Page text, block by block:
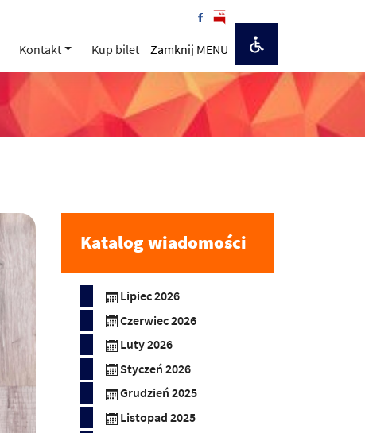
Kontakt Kup bilet Zamknij MENU
Katalog wiadomości
Lipiec 2026
Czerwiec 2026
Luty 2026
Styczeń 2026
Grudzień 2025
Listopad 2025